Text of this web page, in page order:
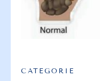
CATEGORIE